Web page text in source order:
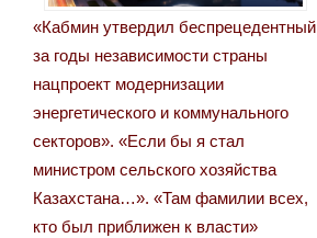
«Кабмин утвердил беспрецедентный
за годы независимости страны
нацпроект модернизации
энергетического и коммунального
секторов». «Если бы я стал
министром сельского хозяйства
Казахстана…». «Там фамилии всех,
кто был приближен к власти»